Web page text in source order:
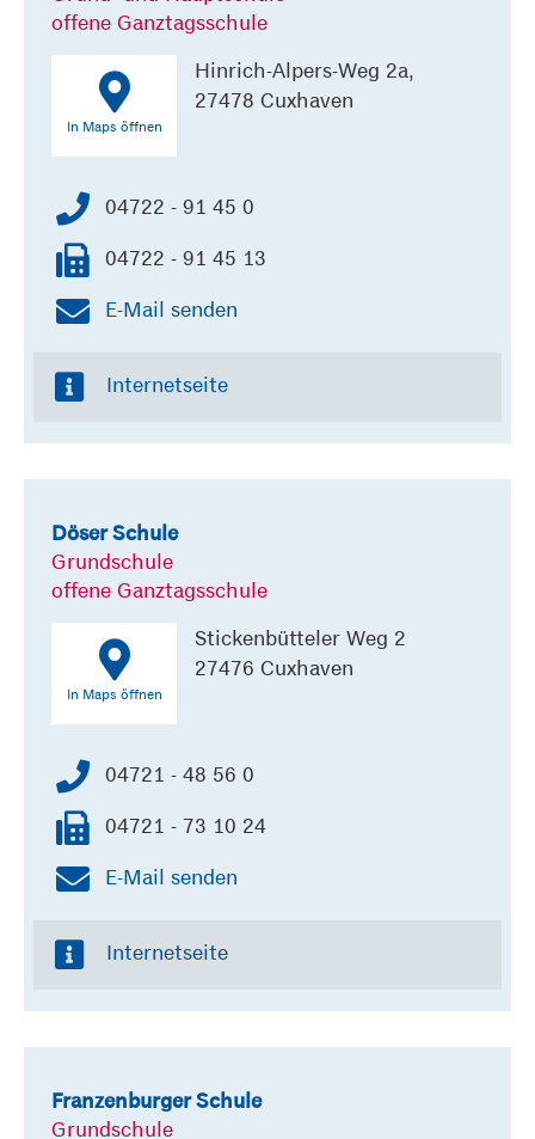
offene Ganztagsschule
In Maps öffnen
Hinrich-Alpers-Weg 2a,
27478 Cuxhaven
04722 - 91 45 0
04722 - 91 45 13
E-Mail senden
Internetseite
Döser Schule
Grundschule
offene Ganztagsschule
In Maps öffnen
Stickenbütteler Weg 2
27476 Cuxhaven
04721 - 48 56 0
04721 - 73 10 24
E-Mail senden
Internetseite
Franzenburger Schule
Grundschule